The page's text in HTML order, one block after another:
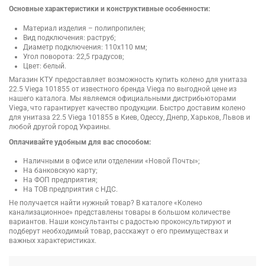
Основные характеристики и конструктивные особенности:
Материал изделия – полипропилен;
Вид подключения: раструб;
Диаметр подключения: 110х110 мм;
Угол поворота: 22,5 градусов;
Цвет: белый.
Магазин КТУ предоставляет возможность купить колено для унитаза
22.5 Viega 101855 от известного бренда Viega по выгодной цене из
нашего каталога. Мы являемся официальными дистрибьюторами
Viega, что гарантирует качество продукции. Быстро доставим колено
для унитаза 22.5 Viega 101855 в Киев, Одессу, Днепр, Харьков, Львов и
любой другой город Украины.
Оплачивайте удобным для вас способом:
Наличными в офисе или отделении «Новой Почты»;
На банковскую карту;
На ФОП предприятия;
На ТОВ предприятия с НДС.
Не получается найти нужный товар? В каталоге «Колено
канализационное» представлены товары в большом количестве
вариантов. Наши консультанты с радостью проконсультируют и
подберут необходимый товар, расскажут о его преимуществах и
важных характеристиках.